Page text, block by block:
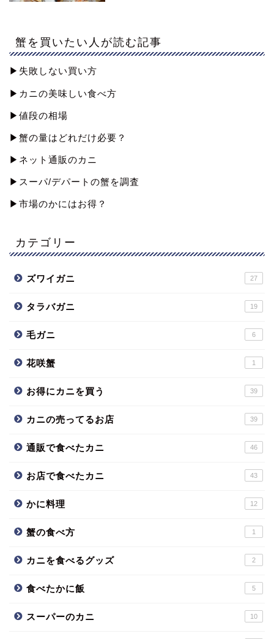
蟹を買いたい人が読む記事
▶︎失敗しない買い方
▶︎カニの美味しい食べ方
▶︎値段の相場
▶︎蟹の量はどれだけ必要？
▶︎ネット通販のカニ
▶︎スーパ/デパートの蟹を調査
▶︎市場のかにはお得？
カテゴリー
ズワイガニ 27
タラバガニ 19
毛ガニ 6
花咲蟹 1
お得にカニを買う 39
カニの売ってるお店 39
通販で食べたカニ 46
お店で食べたカニ 43
かに料理 12
蟹の食べ方 1
カニを食べるグッズ 2
食べたかに飯 5
スーパーのカニ 10